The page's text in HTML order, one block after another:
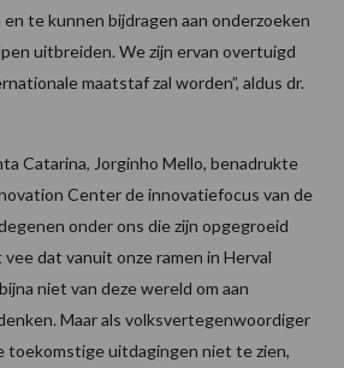
en te kunnen bijdragen aan onderzoeken
uitbreiden. We zijn ervan overtuigd
maatstaf zal worden”, aldus dr.
Catarina, Jorginho Mello, benadrukte
Center de innovatiefocus van de
onder ons die zijn opgegroeid
dat vanuit onze ramen in Herval
niet van deze wereld om aan
Maar als volksvertegenwoordiger
toekomstige uitdagingen niet te zien,